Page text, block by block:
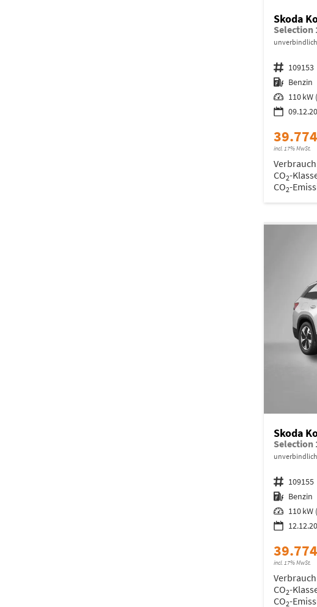
Skoda
Selection
Fahrzeugnr. 109153
Kraftstoff Benzin
Leistung 110 kW
incl. 17% MwSt.
CO2-
CO2-
Skoda
Selection
Fahrzeugnr. 109155
Kraftstoff Benzin
Leistung 110 kW
incl. 17% MwSt.
CO2-
CO2-